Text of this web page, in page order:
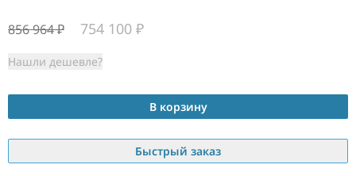
856 964₽ 754 100 ₽
Нашли дешевле?
В корзину
Быстрый заказ